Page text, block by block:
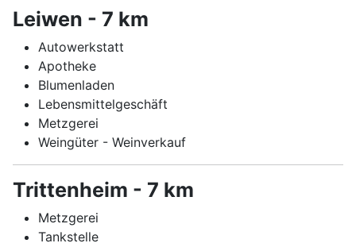
Leiwen - 7 km
Autowerkstatt
Apotheke
Blumenladen
Lebensmittelgeschäft
Metzgerei
Weingüter - Weinverkauf
Trittenheim - 7 km
Metzgerei
Tankstelle